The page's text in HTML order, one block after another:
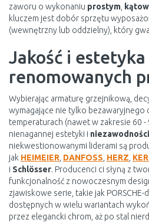
zaworu o wykonaniu prostym
kluczem jest dobór sprzętu
(wewnętrzny lub oddzielny), który
Jakość i estetyka
renomowanych
Wybierając armaturę grzejnikową,
wymagające nie tylko bezawaryjnego
temperaturach (nawet w zakresie 60 -
nienagannej estetyki i niezawodności
niekwestionowanymi liderami są
jak HEIMEIER DANFOSS HERZ
i Schlösser. Producenci ci słyną z
funkcjonalność z nowoczesnym
zjawiskowe serie, takie jak PORSCHE-
dostępnych w wielu wariantach
przez elegancki chrom, aż po stal